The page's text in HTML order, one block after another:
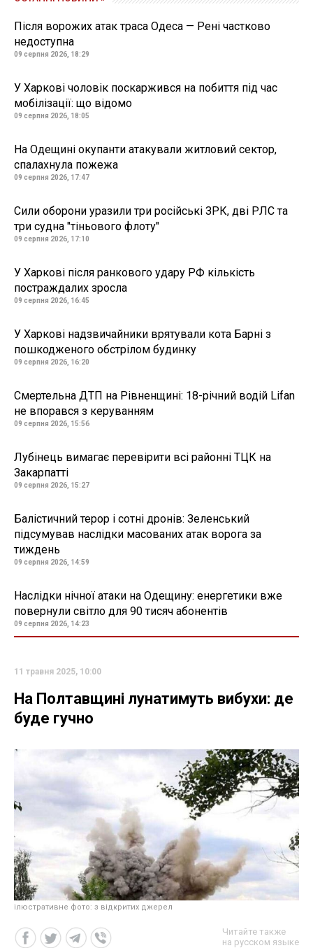
Після ворожих атак траса Одеса — Рені частково
недоступна
09 серпня 2026, 18:29
У Харкові чоловік поскаржився на побиття під час
мобілізації: що відомо
09 серпня 2026, 18:05
На Одещині окупанти атакували житловий сектор,
спалахнула пожежа
09 серпня 2026, 17:47
Сили оборони уразили три російські ЗРК, дві РЛС та
три судна "тіньового флоту"
09 серпня 2026, 17:10
У Харкові після ранкового удару РФ кількість
постраждалих зросла
09 серпня 2026, 16:45
У Харкові надзвичайники врятували кота Барні з
пошкодженого обстрілом будинку
09 серпня 2026, 16:20
Смертельна ДТП на Рівненщині: 18-річний водій Lifan
не впорався з керуванням
09 серпня 2026, 15:56
Лубінець вимагає перевірити всі районні ТЦК на
Закарпатті
09 серпня 2026, 15:27
Балістичний терор і сотні дронів: Зеленський
підсумував наслідки масованих атак ворога за
тиждень
09 серпня 2026, 14:59
Наслідки нічної атаки на Одещину: енергетики вже
повернули світло для 90 тисяч абонентів
09 серпня 2026, 14:23
11 травня 2025, 10:00
На Полтавщині лунатимуть вибухи: де
буде гучно
ілюстративне фото: з відкритих джерел
Читайте также
на русском языке